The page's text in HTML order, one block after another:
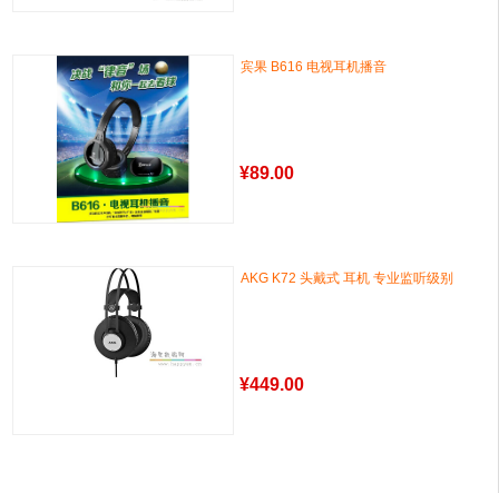
宾果 B616 电视耳机播音
¥89.00
AKG K72 头戴式 耳机 专业监听级别
¥449.00